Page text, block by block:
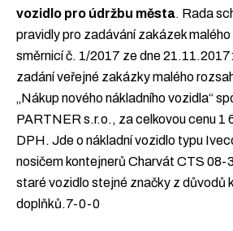
vozidlo pro údržbu města. Rada
pravidly pro zadávání zakázek
směrnicí č. 1/2017 ze dne 21.11.2017:
zadání veřejné zakázky malého
„Nákup nového nákladního vozidla“
PARTNER s.r.o., za celkovou cenu 1
DPH. Jde o nákladní vozidlo typu
nosičem kontejnerů Charvát CTS 08-
staré vozidlo stejné značky z důvodů
doplňků.7-0-0